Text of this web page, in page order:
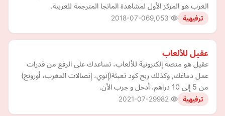
العرب هو المركز الأول لمشاهدة المانجا المترجمة للعربية.
ترفيهية 2018-07-06
عقيل للألعاب
عقيل هو منصة إلكترونية للألعاب، تساعدك على الرفع من قدرات
عمل دماغك, وكذلك ربح كود تعبئة(إنوي، إتصالات المغرب، أورونج)
من 5 إلى 10 دراهم، أدخل و جرب الأن.
ترفيهية 2021-07-29